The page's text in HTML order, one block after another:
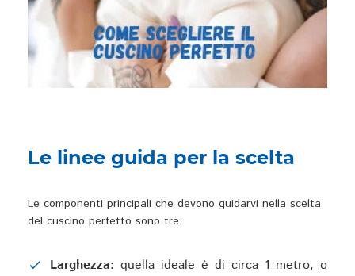
Le linee guida per la scelta
Le componenti principali che devono guidarvi nella scelta
del cuscino perfetto sono tre:
Larghezza: quella ideale è di circa 1 metro, o